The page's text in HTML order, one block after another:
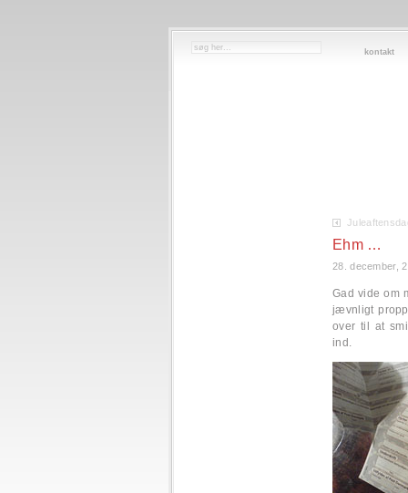
kontakt
Ehm …
28. december,
Gad vide om
jævnligt
over til at
ind.